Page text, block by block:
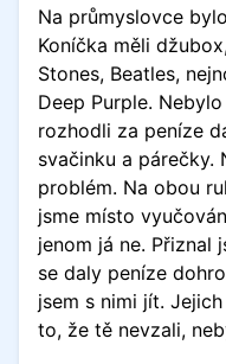
Na průmyslovce
Koníčka měli
Stones, Beatles,
Deep Purple.
rozhodli za peníze
svačinku a párečky.
problém. Na obou
jsme místo
jenom já ne. Přiznal
se daly peníze
jsem s nimi jít.
to, že tě nevzali,